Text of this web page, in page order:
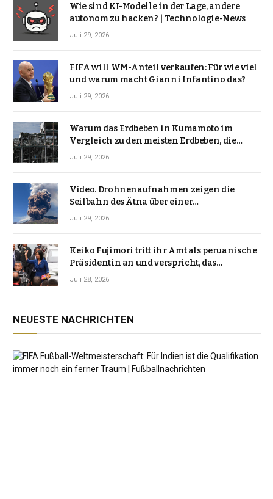
Wie sind KI-Modelle in der Lage, andere
autonom zu hacken? | Technologie-News
Juli 29, 2026
FIFA will WM-Anteil verkaufen: Für wie viel
und warum macht Gianni Infantino das?
Juli 29, 2026
Warum das Erdbeben in Kumamoto im
Vergleich zu den meisten Erdbeben, die
Japan erschütterten, ungewöhnlich ist
Juli 29, 2026
Video. Drohnenaufnahmen zeigen die
Seilbahn des Ätna über einer
Vulkanlandschaft
Juli 29, 2026
Keiko Fujimori tritt ihr Amt als peruanische
Präsidentin an und verspricht, das
Jahrzehnt der Instabilität zu beenden
Juli 28, 2026
NEUESTE NACHRICHTEN